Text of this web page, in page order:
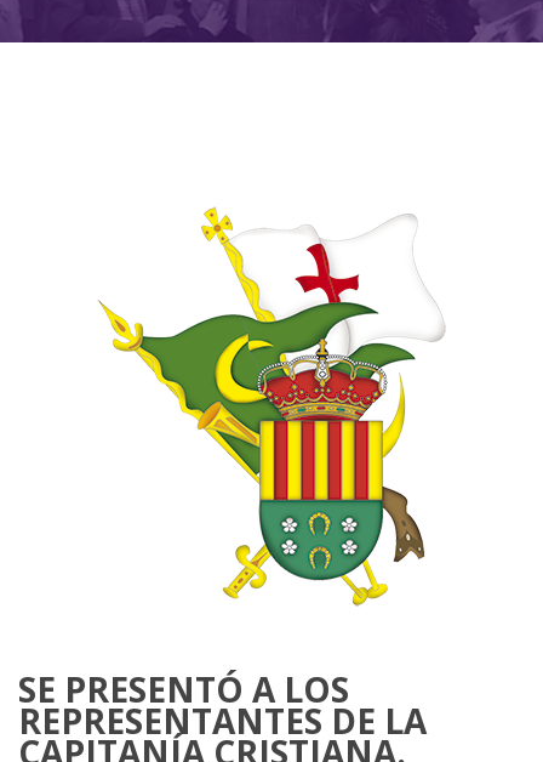
SE PRESENTÓ A LOS
REPRESENTANTES DE LA
CAPITANÍA CRISTIANA.